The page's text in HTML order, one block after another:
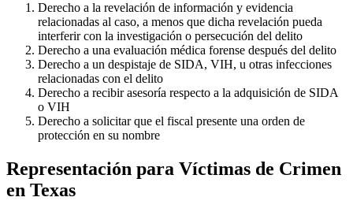
Derecho a la revelación de información y evidencia
relacionadas al caso, a menos que dicha revelación pueda
interferir con la investigación o persecución del delito
Derecho a una evaluación médica forense después del delito
Derecho a un despistaje de SIDA, VIH, u otras infecciones
relacionadas con el delito
Derecho a recibir asesoría respecto a la adquisición de SIDA
o VIH
Derecho a solicitar que el fiscal presente una orden de
protección en su nombre
Representación para Víctimas de Crimen
en Texas